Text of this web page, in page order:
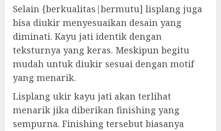
Selain {berkualitas|bermutu] lisplang juga
bisa diukir menyesuaikan desain yang
diminati. Kayu jati identik dengan
teksturnya yang keras. Meskipun begitu
mudah untuk diukir sesuai dengan motif
yang menarik.
Lisplang ukir kayu jati akan terlihat
menarik jika diberikan finishing yang
sempurna. Finishing tersebut biasanya